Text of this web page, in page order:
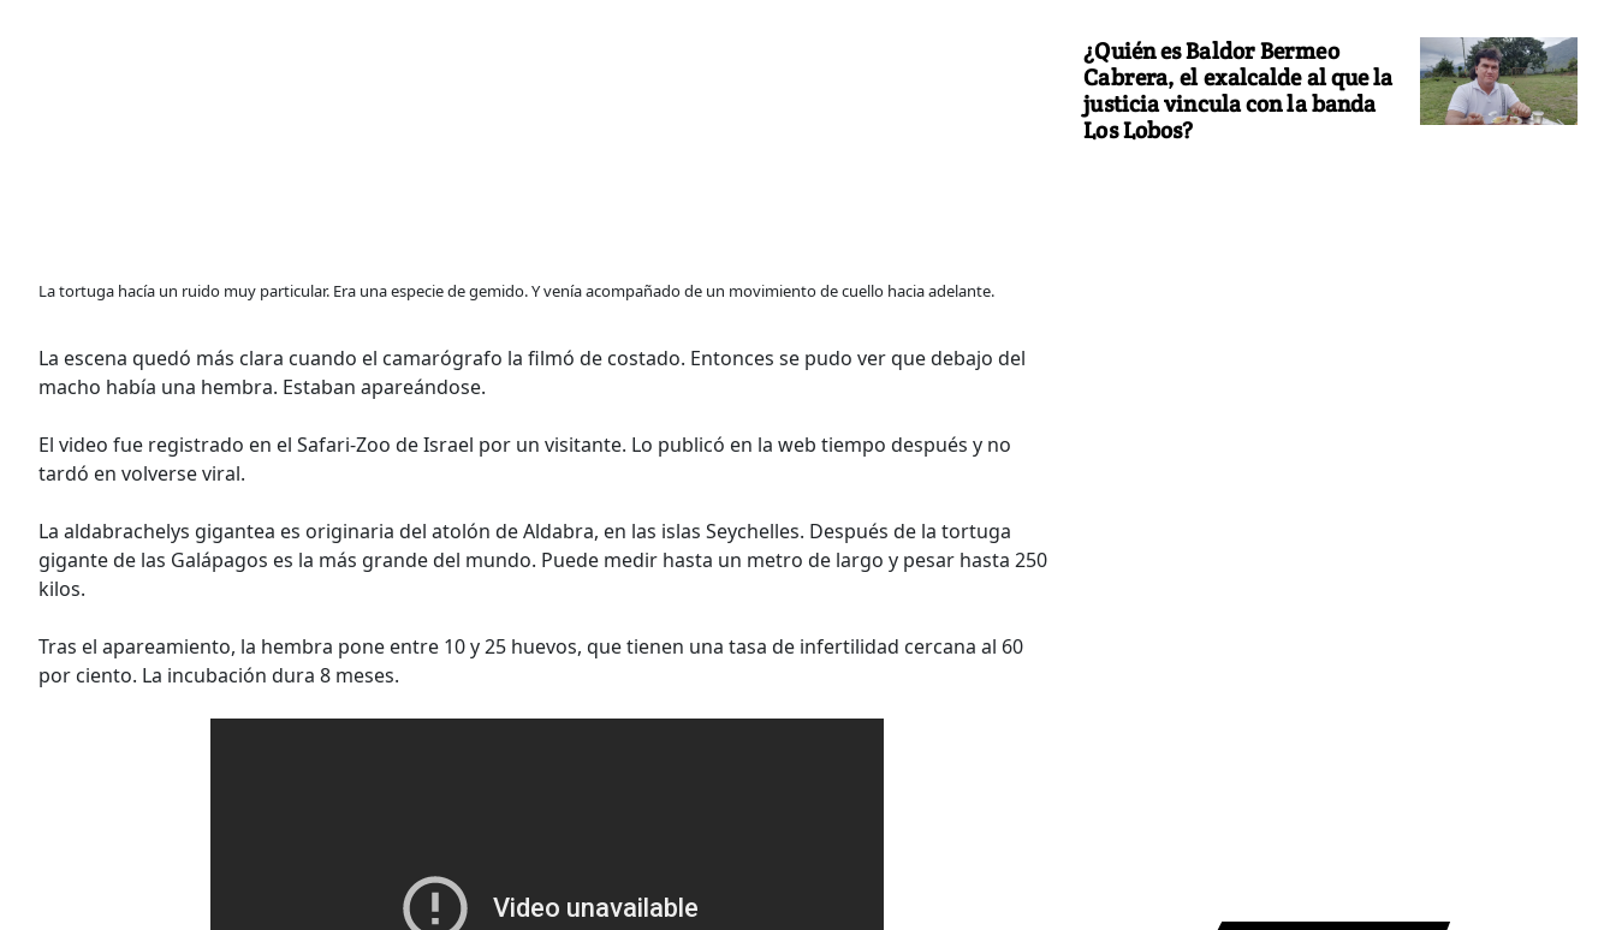
La tortuga hacía un ruido muy particular. Era una especie de gemido. Y venía acompañado de un movimiento de cuello hacia adelante.
La escena quedó más clara cuando el camarógrafo la filmó de costado. Entonces se pudo ver que debajo del
macho había una hembra. Estaban apareándose.
El video fue registrado en el Safari-Zoo de Israel por un visitante. Lo publicó en la web tiempo después y no
tardó en volverse viral.
La aldabrachelys gigantea es originaria del atolón de Aldabra, en las islas Seychelles. Después de la tortuga
gigante de las Galápagos es la más grande del mundo. Puede medir hasta un metro de largo y pesar hasta 250
kilos.
Tras el apareamiento, la hembra pone entre 10 y 25 huevos, que tienen una tasa de infertilidad cercana al 60
por ciento. La incubación dura 8 meses.
¿Quién es Baldor Bermeo
Cabrera, el exalcalde al que la
justicia vincula con la banda
Los Lobos?